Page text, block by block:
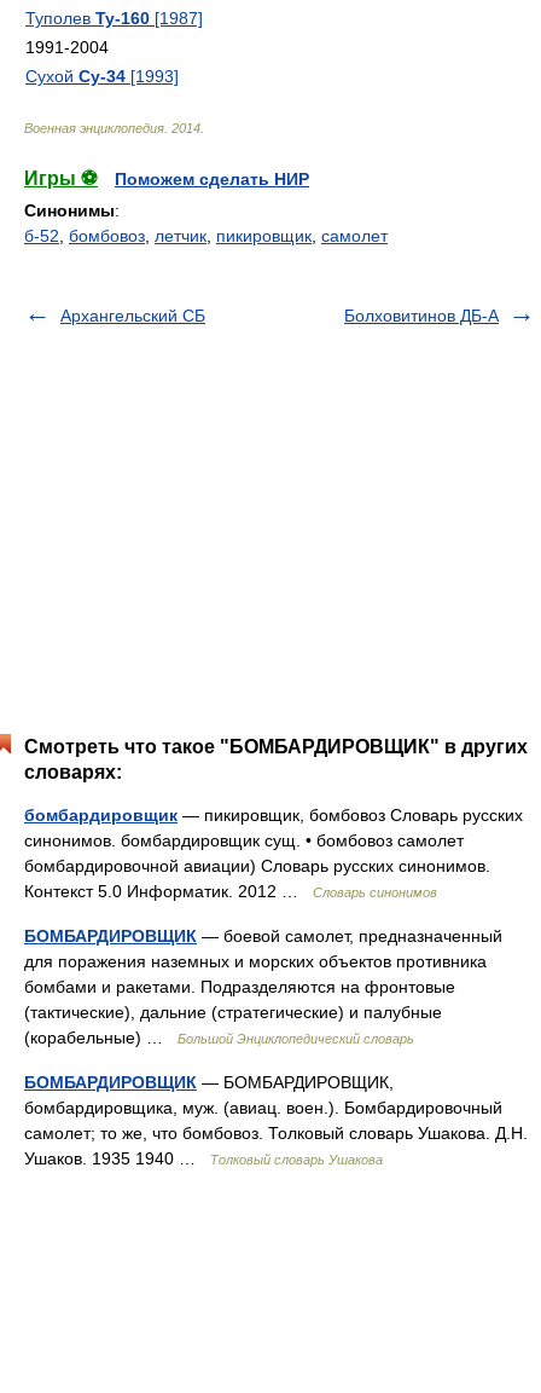
Туполев Ту-160 [1987]
1991-2004
Сухой Су-34 [1993]
Военная энциклопедия 2014
Игры ⚽
Поможем сделать НИР
Синонимы:
б-52 бомбовоз летчик пикировщик самолет
Архангельский СБ Болховитинов ДБ-А
Смотреть что такое "БОМБАРДИРОВЩИК" в других
словарях:
бомбардировщик — пикировщик, бомбовоз Словарь русских
синонимов. бомбардировщик сущ. • бомбовоз самолет
бомбардировочной авиации) Словарь русских синонимов.
Контекст 5.0 Информатик. 2012 …
Словарь синонимов
БОМБАРДИРОВЩИК — боевой самолет, предназначенный
для поражения наземных и морских объектов противника
бомбами и ракетами. Подразделяются на фронтовые
(тактические), дальние (стратегические) и палубные
(корабельные) …
Большой Энциклопедический словарь
БОМБАРДИРОВЩИК — БОМБАРДИРОВЩИК,
бомбардировщика, муж. (авиац. воен.). Бомбардировочный
самолет; то же, что бомбовоз. Толковый словарь Ушакова. Д.Н.
Ушаков. 1935 1940 …
Толковый словарь Ушакова